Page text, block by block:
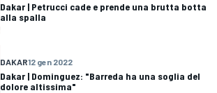
Dakar | Petrucci cade e prende una brutta botta
alla spalla
DAKAR12 gen 2022
Dakar | Dominguez: "Barreda ha una soglia del
dolore altissima"